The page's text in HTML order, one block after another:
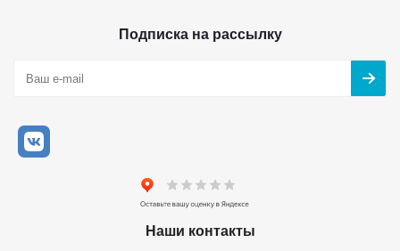
Подписка на рассылку
Наши контакты